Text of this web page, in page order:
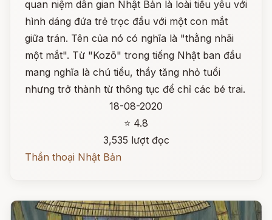
quan niệm dân gian Nhật Bản là loài tiểu yêu với
hình dáng đứa trẻ trọc đầu với một con mắt
giữa trán. Tên của nó có nghĩa là "thằng nhãi
một mắt". Từ "Kozō" trong tiếng Nhật ban đầu
mang nghĩa là chú tiểu, thầy tăng nhỏ tuổi
nhưng trở thành từ thông tục để chỉ các bé trai.
18-08-2020
⭐ 4.8
3,535 lượt đọc
Thần thoại Nhật Bản